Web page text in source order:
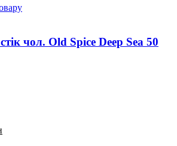
чол. Old Spice Deep Sea 50